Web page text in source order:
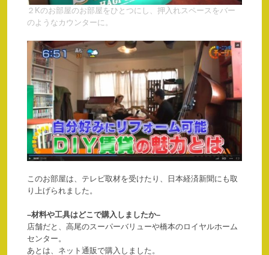
２Kのお部屋のお部屋をひとつにし、押入れスペースをバー
のようなカウンターに。
このお部屋は、テレビ取材を受けたり、日本経済新聞にも取
り上げられました。
–材料や工具はどこで購入しましたか–
店舗だと、高尾のスーパーバリューや橋本のロイヤルホーム
センター。
あとは、ネット通販で購入しました。